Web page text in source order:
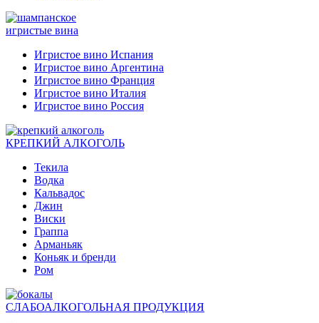
игристые вина
Игристое вино Испания
Игристое вино Аргентина
Игристое вино Франция
Игристое вино Италия
Игристое вино Россия
КРЕПКИЙ АЛКОГОЛЬ
Текила
Водка
Кальвадос
Джин
Виски
Граппа
Арманьяк
Коньяк и бренди
Ром
СЛАБОАЛКОГОЛЬНАЯ ПРОДУКЦИЯ